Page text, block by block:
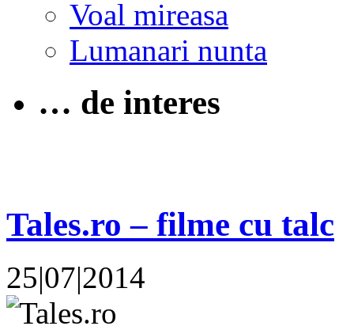
Voal mireasa
Lumanari nunta
… de interes
Tales.ro – filme cu talc
25|07|2014